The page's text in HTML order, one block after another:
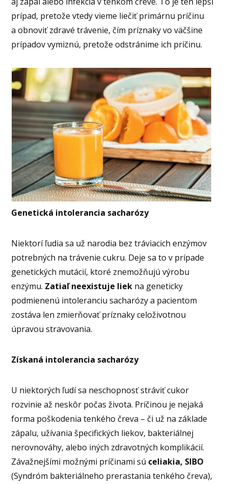
prípad, pretože vtedy vieme liečiť primárnu príčinu
a obnoviť zdravé trávenie, čím príznaky vo väčšine
prípadov vymiznú, pretože odstránime ich príčinu.
Genetická intolerancia sacharózy
Niektorí ľudia sa už narodia bez tráviacich enzýmov
potrebných na trávenie cukru. Deje sa to v prípade
genetických mutácií, ktoré znemožňujú výrobu
enzýmu. Zatiaľ neexistuje liek na geneticky
podmienenú intoleranciu sacharózy a pacientom
zostáva len zmierňovať príznaky celoživotnou
úpravou stravovania.
Získaná intolerancia sacharózy
U niektorých ľudí sa neschopnosť stráviť cukor
rozvinie až neskôr počas života. Príčinou je nejaká
forma poškodenia tenkého čreva – či už na základe
zápalu, užívania špecifických liekov, bakteriálnej
nerovnováhy, alebo iných zdravotných komplikácií.
Závažnejšími možnými príčinami sú celiakia, SIBO
(Syndróm bakteriálneho prerastania tenkého čreva),